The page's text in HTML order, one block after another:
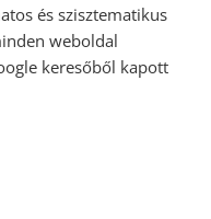
és szisztematikus
weboldal
keresőből kapott